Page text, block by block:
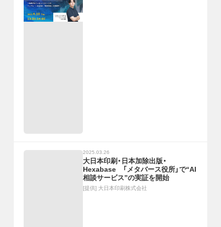
2025.03.26
大日本印刷・日本加除出版・
Hexabase 「メタバース役所」で“AI
相談サービス”の実証を開始
[提供] 大日本印刷株式会社